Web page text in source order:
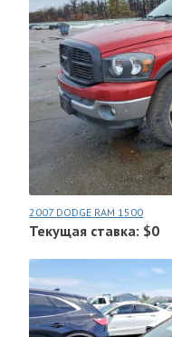
2007 DODGE RAM 1500
Текущая ставка: $0